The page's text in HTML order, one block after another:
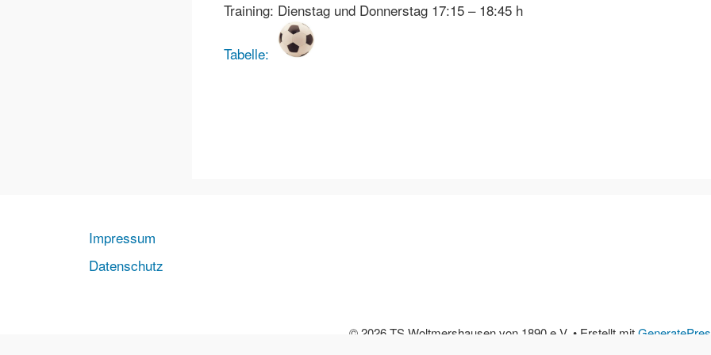
Training: Dienstag und Donnerstag 17:15 – 18:45 h
Tabelle:
Impressum
Datenschutz
© 2026 TS Woltmershausen von 1890 e.V. • Erstellt mit